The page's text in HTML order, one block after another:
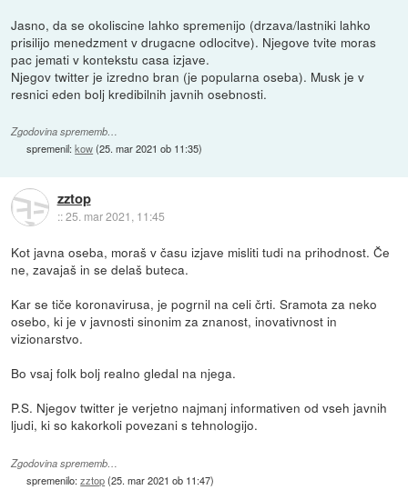
Jasno, da se okoliscine lahko spremenijo (drzava/lastniki lahko
prisilijo menedzment v drugacne odlocitve). Njegove tvite moras
pac jemati v kontekstu casa izjave.
Njegov twitter je izredno bran (je popularna oseba). Musk je v
resnici eden bolj kredibilnih javnih osebnosti.
Zgodovina sprememb…
spremenil:kow(25. mar 2021 ob 11:35)
zztop
::25. mar 2021, 11:45
Kot javna oseba, moraš v času izjave misliti tudi na prihodnost. Če
ne, zavajaš in se delaš buteca.
Kar se tiče koronavirusa, je pogrnil na celi črti. Sramota za neko
osebo, ki je v javnosti sinonim za znanost, inovativnost in
vizionarstvo.
Bo vsaj folk bolj realno gledal na njega.
P.S. Njegov twitter je verjetno najmanj informativen od vseh javnih
ljudi, ki so kakorkoli povezani s tehnologijo.
Zgodovina sprememb…
spremenilo:zztop(25. mar 2021 ob 11:47)